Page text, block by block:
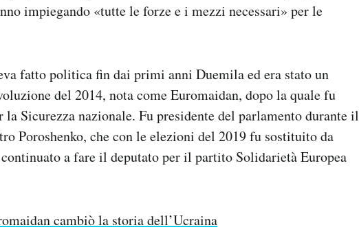
impiegando «tutte le forze e i mezzi necessari» per le
fatto politica fin dai primi anni Duemila ed era stato un
del 2014, nota come Euromaidan, dopo la quale fu
la Sicurezza nazionale. Fu presidente del parlamento durante il
Poroshenko, che con le elezioni del 2019 fu sostituito da
a fare il deputato per il partito Solidarietà Europea
cambiò la storia dell’Ucraina